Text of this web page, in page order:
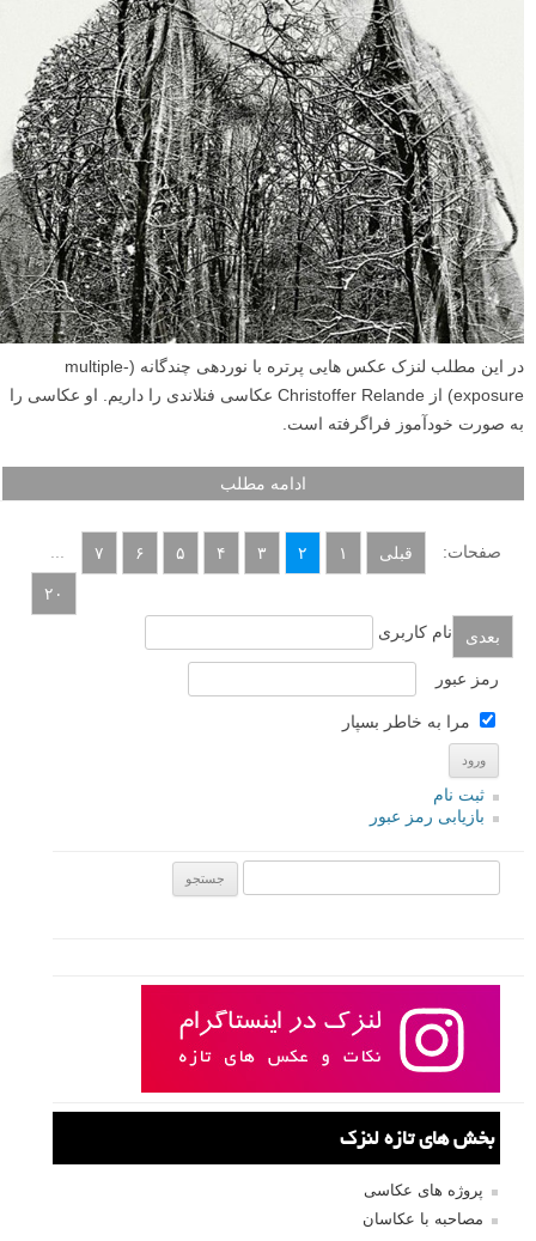
در این مطلب لنزک عکس هایی پرتره با نوردهی چندگانه (multiple-
exposure) از Christoffer Relande عکاسی فنلاندی را داریم. او عکاسی را
به صورت خودآموز فراگرفته است.
ادامه مطلب
صفحات: قبلی ۱ ۲ ۳ ۴ ۵ ۶ ۷
۲۰
بعدی نام کاربری
رمز عبور
مرا به خاطر بسپار
ثبت نام
بازیابی رمز عبور
بخش های تازه لنزک
پروژه های عکاسی
مصاحبه با عکاسان